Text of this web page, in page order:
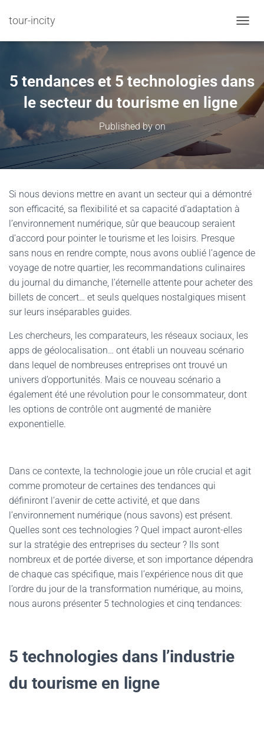
tour-incity
5 tendances et 5 technologies dans
le secteur du tourisme en ligne
Published byon
Si nous devions mettre en avant un secteur qui a démontré
son efficacité, sa flexibilité et sa capacité d’adaptation à
l’environnement numérique, sûr que beaucoup seraient
d’accord pour pointer le tourisme et les loisirs. Presque
sans nous en rendre compte, nous avons oublié l’agence de
voyage de notre quartier, les recommandations culinaires
du journal du dimanche, l’éternelle attente pour acheter des
billets de concert… et seuls quelques nostalgiques misent
sur leurs inséparables guides.
Les chercheurs, les comparateurs, les réseaux sociaux, les
apps de géolocalisation… ont établi un nouveau scénario
dans lequel de nombreuses entreprises ont trouvé un
univers d’opportunités. Mais ce nouveau scénario a
également été une révolution pour le consommateur, dont
les options de contrôle ont augmenté de manière
exponentielle.
Dans ce contexte, la technologie joue un rôle crucial et agit
comme promoteur de certaines des tendances qui
définiront l’avenir de cette activité, et que dans
l’environnement numérique (nous savons) est présent.
Quelles sont ces technologies ? Quel impact auront-elles
sur la stratégie des entreprises du secteur ? Ils sont
nombreux et de portée diverse, et son importance dépendra
de chaque cas spécifique, mais l’expérience nous dit que
l’ordre du jour de la transformation numérique, au moins,
nous aurons présenter 5 technologies et cinq tendances:
5 technologies dans l’industrie
du tourisme en ligne